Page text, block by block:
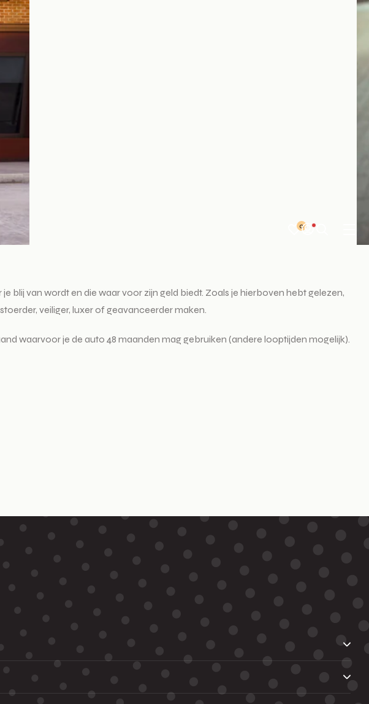
0
blij van wordt en die waar voor zijn geld biedt. Zoals je hierboven hebt gelezen,
veiliger, luxer of geavanceerder maken.
waarvoor je de auto 48 maanden mag gebruiken (andere looptijden mogelijk).